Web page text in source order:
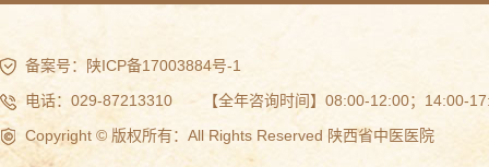
备案号：
陕ICP备17003884号-1
电话：029-87213310 【全年咨询时间】08:00-12:00；14:00-
Copyright © 版权所有：All Rights Reserved 陕西省中医医院